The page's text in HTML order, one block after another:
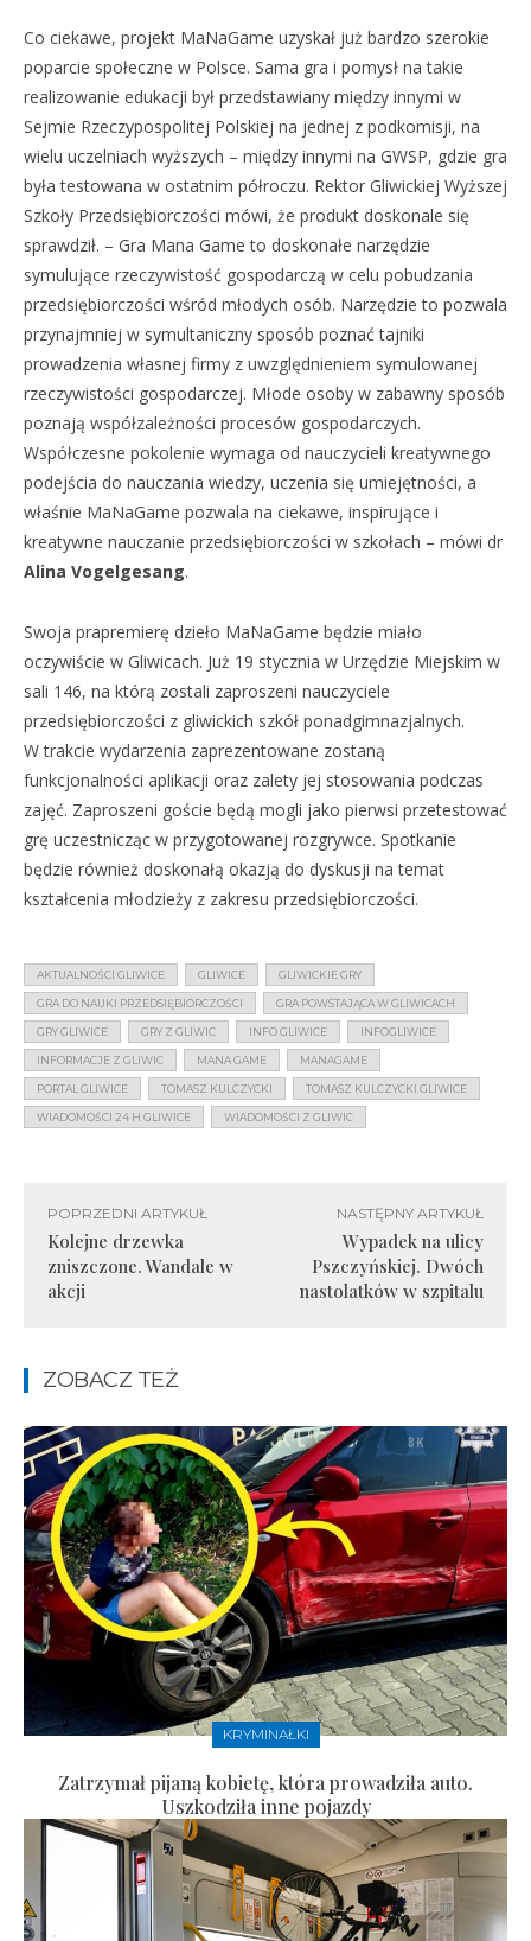
Co ciekawe, projekt MaNaGame uzyskał już bardzo szerokie
poparcie społeczne w Polsce. Sama gra i pomysł na takie
realizowanie edukacji był przedstawiany między innymi w
Sejmie Rzeczypospolitej Polskiej na jednej z podkomisji, na
wielu uczelniach wyższych – między innymi na GWSP, gdzie gra
była testowana w ostatnim półroczu. Rektor Gliwickiej Wyższej
Szkoły Przedsiębiorczości mówi, że produkt doskonale się
sprawdził. – Gra Mana Game to doskonałe narzędzie
symulujące rzeczywistość gospodarczą w celu pobudzania
przedsiębiorczości wśród młodych osób. Narzędzie to pozwala
przynajmniej w symultaniczny sposób poznać tajniki
prowadzenia własnej firmy z uwzględnieniem symulowanej
rzeczywistości gospodarczej. Młode osoby w zabawny sposób
poznają współzależności procesów gospodarczych.
Współczesne pokolenie wymaga od nauczycieli kreatywnego
podejścia do nauczania wiedzy, uczenia się umiejętności, a
właśnie MaNaGame pozwala na ciekawe, inspirujące i
kreatywne nauczanie przedsiębiorczości w szkołach – mówi dr
Alina Vogelgesang.
Swoja prapremierę dzieło MaNaGame będzie miało
oczywiście w Gliwicach. Już 19 stycznia w Urzędzie Miejskim w
sali 146, na którą zostali zaproszeni nauczyciele
przedsiębiorczości z gliwickich szkół ponadgimnazjalnych.
W trakcie wydarzenia zaprezentowane zostaną
funkcjonalności aplikacji oraz zalety jej stosowania podczas
zajęć. Zaproszeni goście będą mogli jako pierwsi przetestować
grę uczestnicząc w przygotowanej rozgrywce. Spotkanie
będzie również doskonałą okazją do dyskusji na temat
kształcenia młodzieży z zakresu przedsiębiorczości.
AKTUALNOŚCI GLIWICE GLIWICE GLIWICKIE GRY
GRA DO NAUKI PRZEDSIĘBIORCZOŚCI GRA POWSTAJĄCA W GLIWICACH
GRY GLIWICE GRY Z GLIWIC INFO GLIWICE INFOGLIWICE
INFORMACJE Z GLIWIC MANA GAME MANAGAME
PORTAL GLIWICE TOMASZ KULCZYCKI TOMASZ KULCZYCKI GLIWICE
WIADOMOŚCI 24 H GLIWICE WIADOMOŚCI Z GLIWIC
POPRZEDNI ARTYKUŁ
Kolejne drzewka
zniszczone. Wandale w
akcji
NASTĘPNY ARTYKUŁ
Wypadek na ulicy
Pszczyńskiej. Dwóch
nastolatków w szpitalu
ZOBACZ TEŻ
KRYMINAŁKI
Zatrzymał pijaną kobietę, która prowadziła auto.
Uszkodziła inne pojazdy